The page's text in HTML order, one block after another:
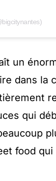
un
dans la
qui
food qui